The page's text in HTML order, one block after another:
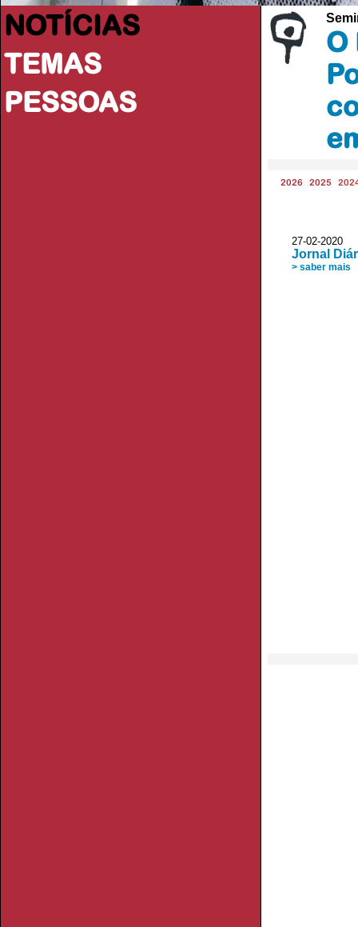
NOTÍCIAS
TEMAS
PESSOAS
O
2026 2025
27-02-2020
Jornal
> saber mais